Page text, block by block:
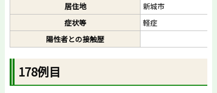
居住地
新城市
症状等
軽症
陽性者との接触歴
178例目